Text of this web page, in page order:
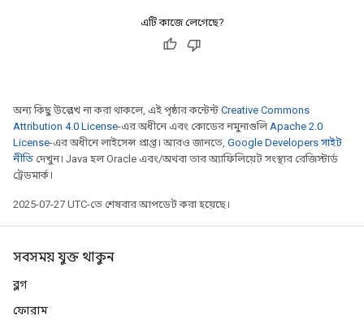
এটি কাজে লেগেছে?
অন্য কিছু উল্লেখ না করা থাকলে, এই পৃষ্ঠার কন্টেন্ট Creative Commons
Attribution 4.0 License-এর অধীনে এবং কোডের নমুনাগুলিApache 2.0
License-এর অধীনে লাইসেন্স প্রাপ্ত। আরও জানতে, Google Developers সাইট
নীতি দেখুন। Java হল Oracle এবং/অথবা তার অ্যাফিলিয়েট সংস্থার রেজিস্টার্ড
ট্রেডমার্ক।
2025-07-27 UTC-তে শেষবার আপডেট করা হয়েছে।
সবসময় যুক্ত থাকুন
ব্লগ
ফোরাম